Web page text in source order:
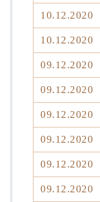
10.12.2020
10.12.2020
09.12.2020
09.12.2020
09.12.2020
09.12.2020
09.12.2020
09.12.2020